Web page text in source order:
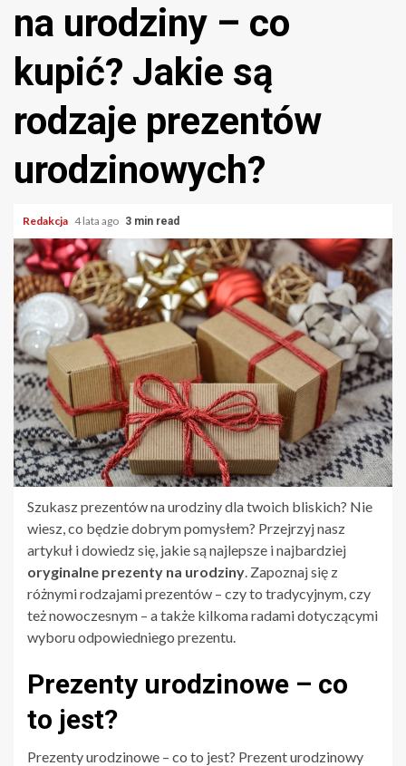
na urodziny – co
kupić? Jakie są
rodzaje prezentów
urodzinowych?
Redakcja 4 lata ago 3 min read
Szukasz prezentów na urodziny dla twoich bliskich? Nie
wiesz, co będzie dobrym pomysłem? Przejrzyj nasz
artykuł i dowiedz się, jakie są najlepsze i najbardziej
oryginalne prezenty na urodziny . Zapoznaj się z
różnymi rodzajami prezentów – czy to tradycyjnym, czy
też nowoczesnym – a także kilkoma radami dotyczącymi
wyboru odpowiedniego prezentu.
Prezenty urodzinowe – co
to jest?
Prezenty urodzinowe – co to jest? Prezent urodzinowy